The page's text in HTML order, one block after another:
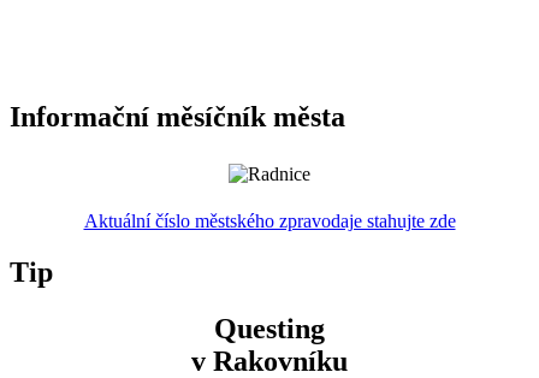
Informační měsíčník města
Aktuální číslo městského zpravodaje stahujte zde
Tip
Questing
v Rakovníku